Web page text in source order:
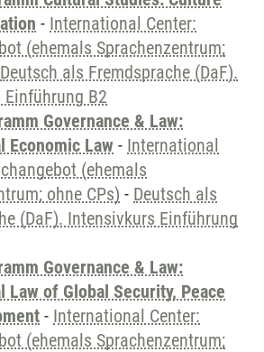
- International Center:
(ehemals Sprachenzentrum;
Deutsch als Fremdsprache (DaF).
B2
Governance & Law:
Economic Law - International
(ehemals
ohne CPs) - Deutsch als
(DaF). Intensivkurs Einführung
Governance & Law:
Law of Global Security, Peace
- International Center:
(ehemals Sprachenzentrum;